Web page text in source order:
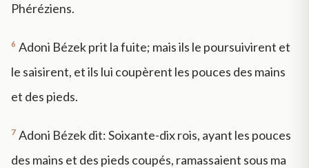
Phéréziens.
6 Adoni Bézek prit la fuite; mais ils le poursuivirent et
le saisirent, et ils lui coupèrent les pouces des mains
et des pieds.
7 Adoni Bézek dit: Soixante-dix rois, ayant les pouces
des mains et des pieds coupés, ramassaient sous ma